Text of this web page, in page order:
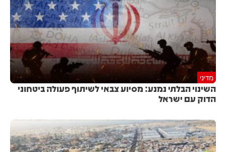
מדיני
השינוי הבלתי נמנע: מסיוע צבאי לשיתוף פעולה ביטחוני
הדוק עם ישראל